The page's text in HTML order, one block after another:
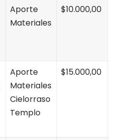
Aporte
Materiales
$10.000,00
Aporte
Materiales
Cielorraso
Templo
$15.000,00